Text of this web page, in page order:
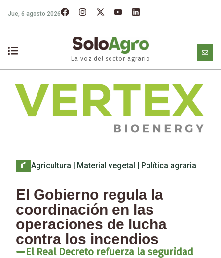
Jue, 6 agosto 2026
La voz del sector agrario
Agricultura | Material vegetal | Política agraria
El Gobierno regula la
coordinación en las
operaciones de lucha
contra los incendios
El Real Decreto refuerza la seguridad